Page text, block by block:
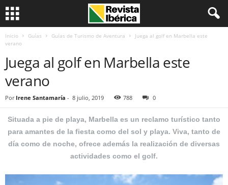
Inicio Guías Guías de Turismo de Aventura
Juega al golf en Marbella este
verano
Juega al golf en Marbella este
verano
Por Irene Santamaría - 8 julio, 2019 788 0
Situada a pie de playa, Marbella es un reclamo turístico tanto
para amantes de la fiesta como del sol y playa. Viva, tanto de
día como de noche, ofrece además la realización de diversas
actividades como el golf.